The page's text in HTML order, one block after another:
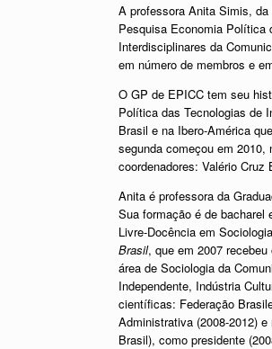
A professora Anita Simis,
Pesquisa Economia Política
Interdisciplinares da
em número de membros e
O GP de EPICC tem seu
Política das Tecnologias de
Brasil e na Ibero-América
segunda começou em
coordenadores: Valério
Anita é professora da
Sua formação é de
Livre-Docência em
Brasil, que em 2007
área de Sociologia da
Independente, Indústria
científicas: Federação
Administrativa (2008-2012)
Brasil), como presidente